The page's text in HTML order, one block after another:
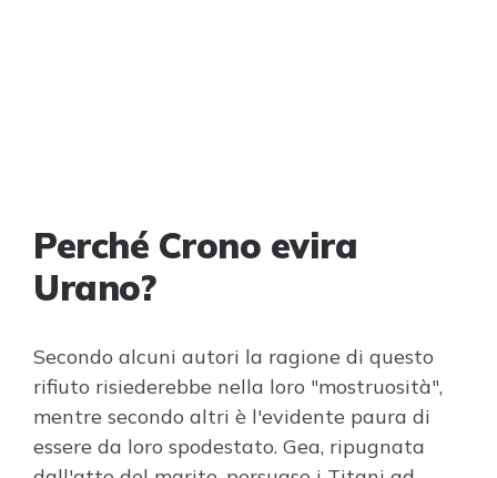
Perché Crono evira
Urano?
Secondo alcuni autori la ragione di questo
rifiuto risiederebbe nella loro "mostruosità",
mentre secondo altri è l'evidente paura di
essere da loro spodestato. Gea, ripugnata